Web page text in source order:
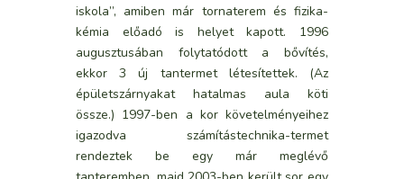
iskola”, amiben már tornaterem és fizika-
kémia előadó is helyet kapott. 1996
augusztusában folytatódott a bővítés,
ekkor 3 új tantermet létesítettek. (Az
épületszárnyakat hatalmas aula köti
össze.) 1997-ben a kor követelményeihez
igazodva számítástechnika-termet
rendeztek be egy már meglévő